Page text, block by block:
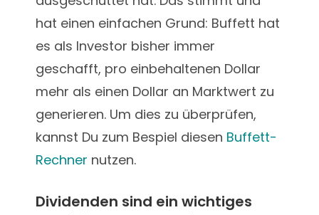
hat einen einfachen Grund: Buffett hat
es als Investor bisher immer
geschafft, pro einbehaltenen Dollar
mehr als einen Dollar an Marktwert zu
generieren. Um dies zu überprüfen,
kannst Du zum Bespiel diesen Buffett-
Rechner nutzen.
Dividenden sind ein wichtiges